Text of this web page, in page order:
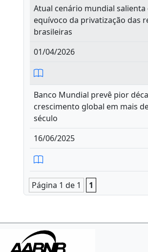
Atual cenário mundial salienta
equívoco da privatização das
brasileiras
01/04/2026
Banco Mundial prevê pior
crescimento global em mais
século
16/06/2025
Página 1 de 1 1